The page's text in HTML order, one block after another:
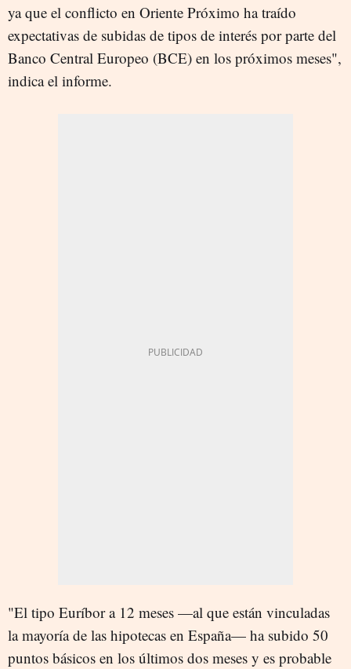
ya que el conflicto en Oriente Próximo ha traído
expectativas de subidas de tipos de interés por parte del
Banco Central Europeo (BCE) en los próximos meses",
indica el informe.
"El tipo Euríbor a 12 meses —al que están vinculadas
la mayoría de las hipotecas en España— ha subido 50
puntos básicos en los últimos dos meses y es probable